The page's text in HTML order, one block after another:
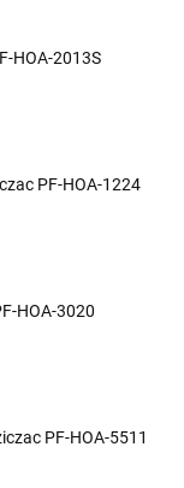
HOA-2013S
PF-HOA-1224
HOA-3020
PF-HOA-5511